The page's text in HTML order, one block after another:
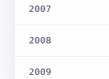
2007
2008
2009